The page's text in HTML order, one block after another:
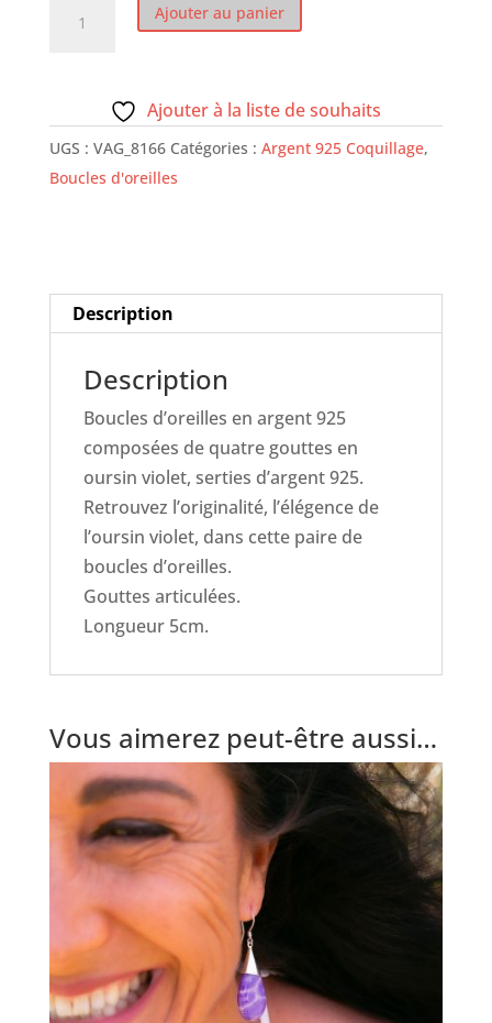
d'oreilles
Goutte
-
Oursin
Ajouter au panier
Ajouter à la liste de souhaits
UGS : VAG_8166 Catégories : Argent 925 Coquillage,
Boucles d'oreilles
Description
Description
Boucles d’oreilles en argent 925
composées de quatre gouttes en
oursin violet, serties d’argent 925.
Retrouvez l’originalité, l’élégence de
l’oursin violet, dans cette paire de
boucles d’oreilles.
Gouttes articulées.
Longueur 5cm.
Vous aimerez peut-être aussi…